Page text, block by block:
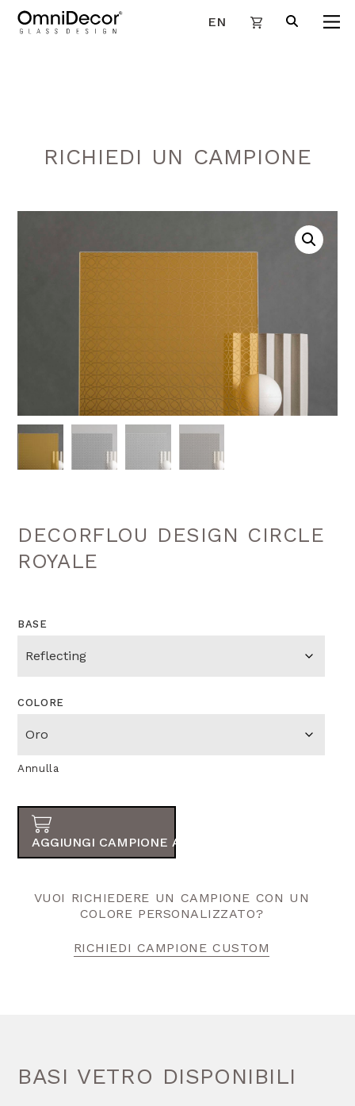
EN
RICHIEDI UN CAMPIONE
DECORFLOU DESIGN CIRCLE
ROYALE
BASE
COLORE
Annulla
AGGIUNGI CAMPIONE AL TUO ORDINE
VUOI RICHIEDERE UN CAMPIONE CON UN
COLORE PERSONALIZZATO?
RICHIEDI CAMPIONE CUSTOM
BASI VETRO DISPONIBILI